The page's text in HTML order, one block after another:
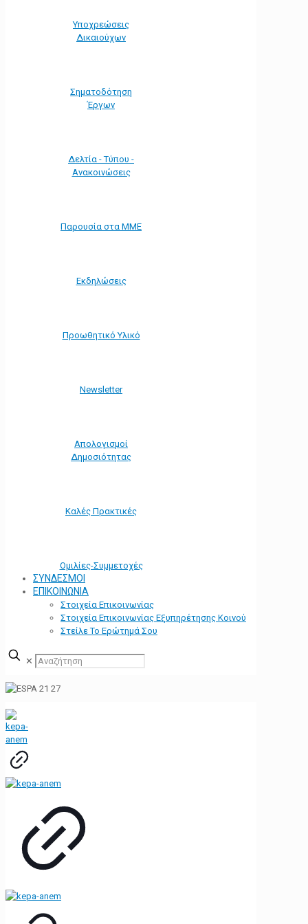
Υποχρεώσεις
Δικαιούχων
Σηματοδότηση
Έργων
Δελτία - Τύπου -
Ανακοινώσεις
Παρουσία στα ΜΜΕ
Εκδηλώσεις
Προωθητικό Υλικό
Νewsletter
Απολογισμοί
Δημοσιότητας
Καλές Πρακτικές
Ομιλίες-Συμμετοχές
ΣΥΝΔΕΣΜΟΙ
ΕΠΙΚΟΙΝΩΝΙΑ
Στοιχεία Επικοινωνίας
Στοιχεία Επικοινωνίας Εξυπηρέτησης Κοινού
Στείλε Το Ερώτημά Σου
✕